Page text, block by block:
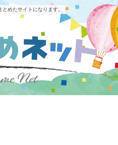
めたサイトになります。